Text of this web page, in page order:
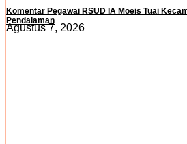
Komentar Pegawai RSUD IA Moeis Tuai
Pendalaman
Agustus 7, 2026